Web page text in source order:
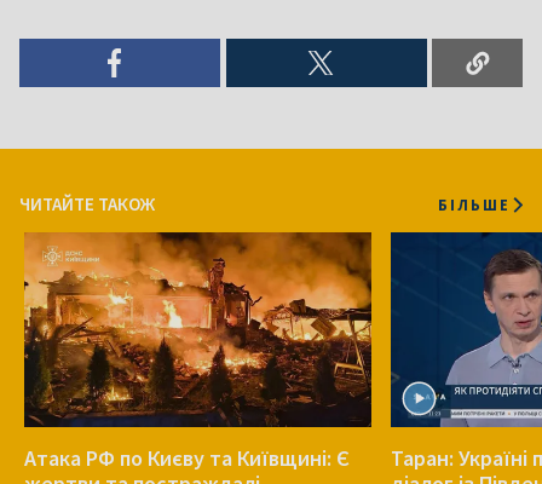
ЧИТАЙТЕ ТАКОЖ БІЛЬШЕ
Атака РФ по Києву та Київщині: Є
Таран: Україні